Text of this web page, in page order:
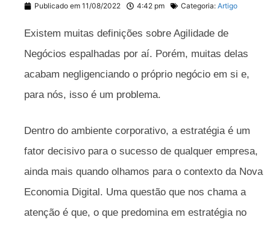
Publicado em 11/08/2022 4:42 pm Categoria: Artigo
Existem muitas definições sobre Agilidade de
Negócios espalhadas por aí. Porém, muitas delas
acabam negligenciando o próprio negócio em si e,
para nós, isso é um problema.
Dentro do ambiente corporativo, a estratégia é um
fator decisivo para o sucesso de qualquer empresa,
ainda mais quando olhamos para o contexto da Nova
Economia Digital. Uma questão que nos chama a
atenção é que, o que predomina em estratégia no